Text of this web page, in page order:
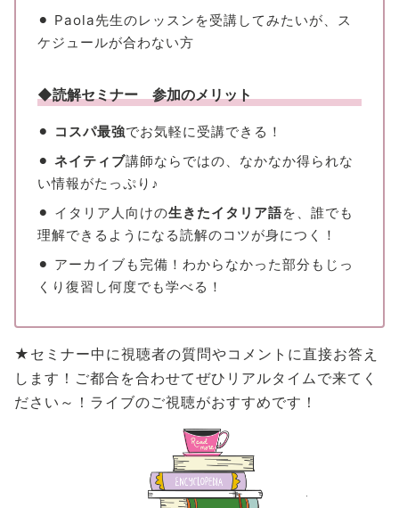
⚫︎ Paola先生のレッスンを受講してみたいが、ス
ケジュールが合わない方
◆読解セミナー 参加のメリット
⚫︎ コスパ最強でお気軽に受講できる！
⚫︎ ネイティブ講師ならではの、なかなか得られな
い情報がたっぷり♪
⚫︎ イタリア人向けの生きたイタリア語を、誰でも
理解できるようになる読解のコツが身につく！
⚫︎ アーカイブも完備！わからなかった部分もじっ
くり復習し何度でも学べる！
★セミナー中に視聴者の質問やコメントに直接お答え
します！ご都合を合わせてぜひリアルタイムで来てく
ださい～！ライブのご視聴がおすすめです！